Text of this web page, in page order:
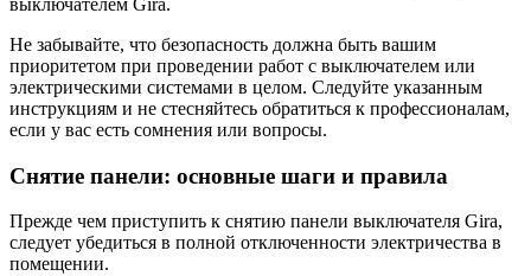
выключателем Gira.
Не забывайте, что безопасность должна быть вашим
приоритетом при проведении работ с выключателем или
электрическими системами в целом. Следуйте указанным
инструкциям и не стесняйтесь обратиться к профессионалам,
если у вас есть сомнения или вопросы.
Снятие панели: основные шаги и правила
Прежде чем приступить к снятию панели выключателя Gira,
следует убедиться в полной отключенности электричества в
помещении.